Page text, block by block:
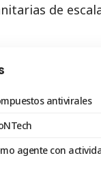
de
antivirales
agente con